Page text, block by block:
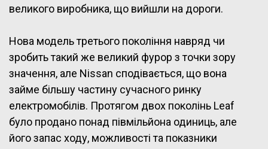
великого виробника, що вийшли на дороги.
Нова модель третього покоління навряд чи
зробить такий же великий фурор з точки зору
значення, але Nissan сподівається, що вона
займе більшу частину сучасного ринку
електромобілів. Протягом двох поколінь Leaf
було продано понад півмільйона одиниць, але
його запас ходу, можливості та показники